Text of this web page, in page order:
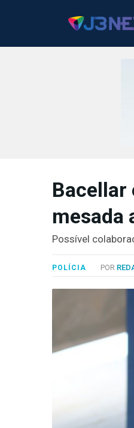
Bacellar
mesada
Possível
POLÍCIA POR